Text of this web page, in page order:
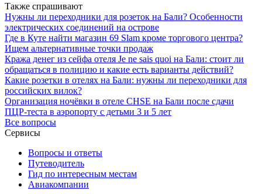
Также спрашивают
Нужны ли переходники для розеток на Бали? Особенности
электрических соединений на острове
Где в Куте найти магазин 69 Slam кроме торгового центра?
Ищем альтернативные точки продаж
Кража денег из сейфа отеля Je ne sais quoi на Бали: стоит ли
обращаться в полицию и какие есть варианты действий?
Какие розетки в отелях на Бали: нужны ли переходники для
российских вилок?
Организация ночёвки в отеле CHSE на Бали после сдачи
ПЦР-теста в аэропорту с детьми 3 и 5 лет
Все вопросы
Сервисы
Вопросы и ответы
Путеводитель
Гид по интересным местам
Авиакомпании